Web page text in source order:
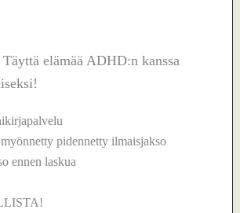
elämää ADHD:n kanssa
pidennetty ilmaisjakso
ennen laskua